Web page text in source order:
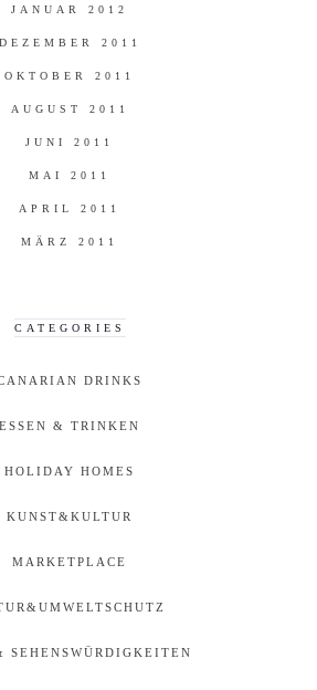
JANUAR 2012
DEZEMBER 2011
OKTOBER 2011
AUGUST 2011
JUNI 2011
MAI 2011
APRIL 2011
MÄRZ 2011
CATEGORIES
DRINKS
ESSEN & TRINKEN
HOLIDAY HOMES
KUNST&KULTUR
MARKETPLACE
SEHENSWÜRDIGKEITEN